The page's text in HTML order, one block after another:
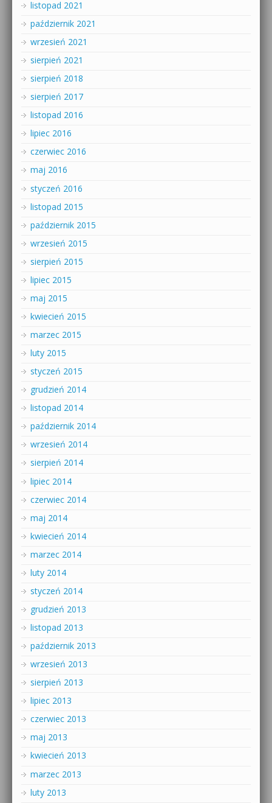
listopad 2021
październik 2021
wrzesień 2021
sierpień 2021
sierpień 2018
sierpień 2017
listopad 2016
lipiec 2016
czerwiec 2016
maj 2016
styczeń 2016
listopad 2015
październik 2015
wrzesień 2015
sierpień 2015
lipiec 2015
maj 2015
kwiecień 2015
marzec 2015
luty 2015
styczeń 2015
grudzień 2014
listopad 2014
październik 2014
wrzesień 2014
sierpień 2014
lipiec 2014
czerwiec 2014
maj 2014
kwiecień 2014
marzec 2014
luty 2014
styczeń 2014
grudzień 2013
listopad 2013
październik 2013
wrzesień 2013
sierpień 2013
lipiec 2013
czerwiec 2013
maj 2013
kwiecień 2013
marzec 2013
luty 2013